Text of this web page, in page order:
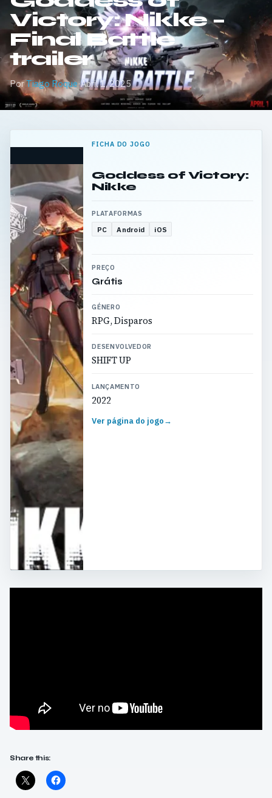
Victory: Nikke –
Final Battle
trailer
PorTiago Roque·Abril 1, 2025
FICHA DO JOGO
Goddess of Victory:
Nikke
PLATAFORMAS
PC Android iOS
PREÇO
Grátis
GÉNERO
RPG, Disparos
DESENVOLVEDOR
SHIFT UP
LANÇAMENTO
2022
Ver página do jogo→
Share this: